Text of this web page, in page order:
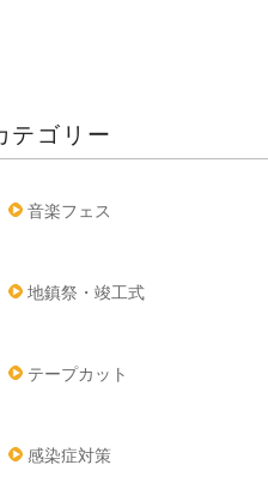
テゴリー
音楽フェス
地鎮祭・竣工式
テープカット
感染症対策